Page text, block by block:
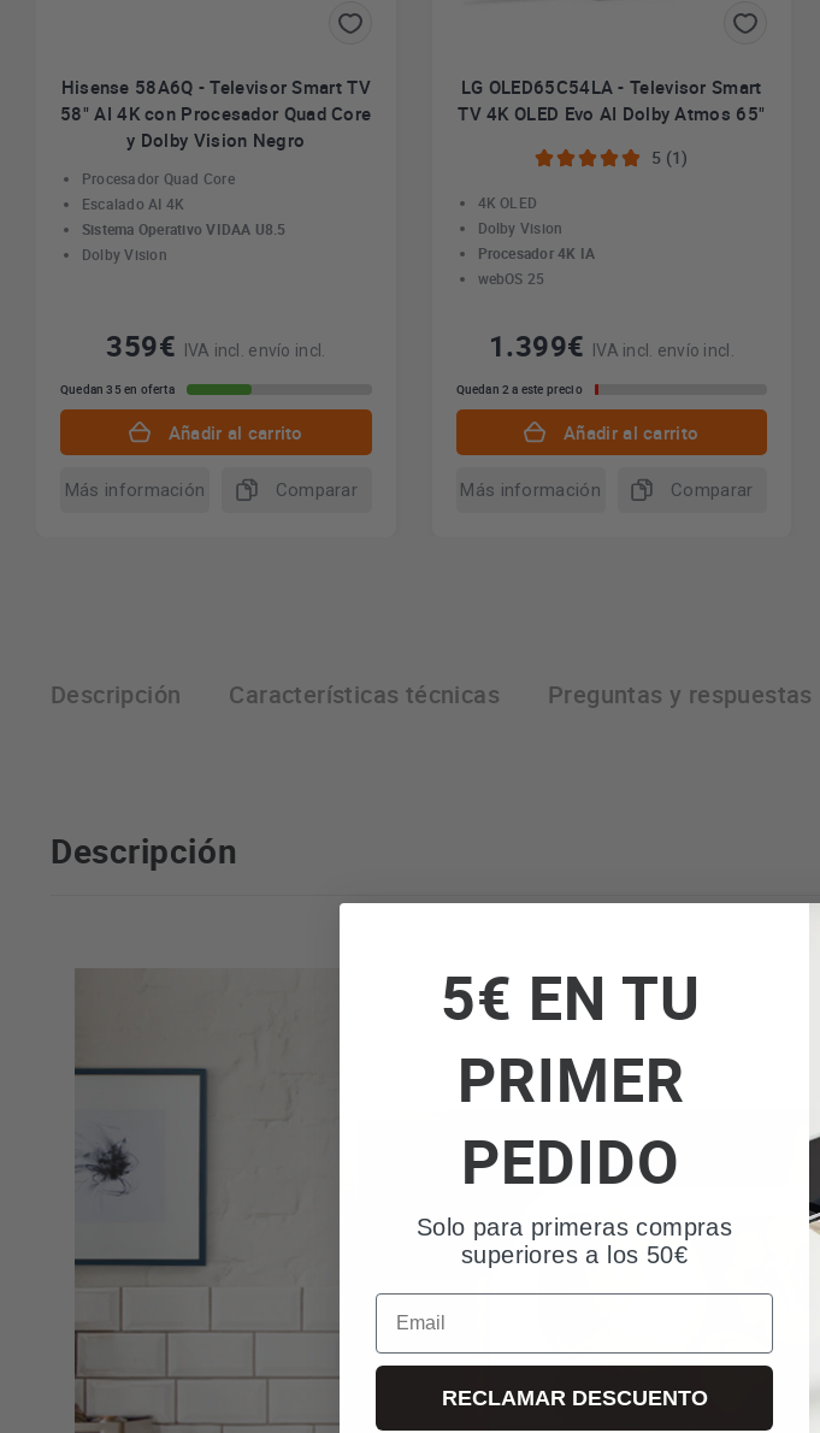
Hisense 58A6Q - Televisor Smart TV
58" AI 4K con Procesador Quad Core
y Dolby Vision Negro
Procesador Quad Core
Escalado AI 4K
Sistema Operativo VIDAA U8.5
Dolby Vision
359€ IVA incl. envío incl.
Quedan 35 en oferta
Añadir al carrito
Más información Comparar
LG OLED65C54LA - Televisor Smart
TV 4K OLED Evo AI Dolby Atmos 65"
5 (1)
4K OLED
Dolby Vision
Procesador 4K IA
webOS 25
1.399€ IVA incl. envío incl.
Quedan 2 a este precio
Añadir al carrito
Más información Comparar
Descripción Características técnicas Preguntas y respuestas
Descripción
5€ EN TU
PRIMER
PEDIDO
Solo para primeras compras
superiores a los 50€
Email
RECLAMAR DESCUENTO